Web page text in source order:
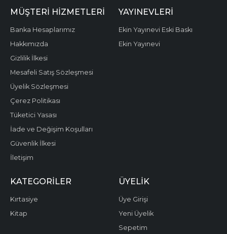
MÜŞTERI HIZMETLERI
Banka Hesaplarımız
Hakkımızda
Gizlilik İlkesi
Mesafeli Satış Sözleşmesi
Üyelik Sözleşmesi
Çerez Politikası
Tüketici Yasası
İade ve Değişim Koşulları
Güvenlik İlkesi
İletişim
YAYINEVLERI
Ekin Yayınevi Eski Baskı
Ekin Yayınevi
KATEGORILER
Kırtasiye
Kitap
ÜYELIK
Üye Girişi
Yeni Üyelik
Sepetim